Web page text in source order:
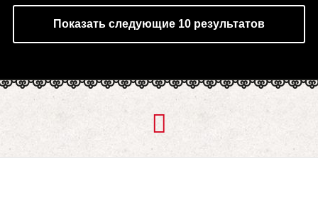
Показать следующие 10 результатов